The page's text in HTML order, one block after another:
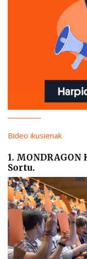
Bideo ikusienak
1.
Sortu.